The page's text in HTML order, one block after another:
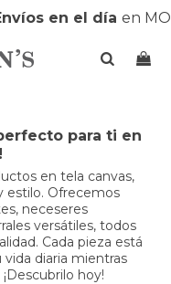
en el día en
para ti en
en tela canvas,
estilo. Ofrecemos
neceseres
versátiles, todos
Cada pieza está
diaria mientras
hoy!